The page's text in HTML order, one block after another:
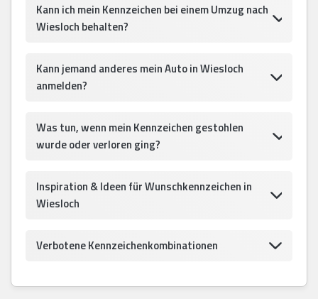
Kann ich mein Kennzeichen bei einem Umzug nach
Wiesloch behalten?
Kann jemand anderes mein Auto in Wiesloch
anmelden?
Was tun, wenn mein Kennzeichen gestohlen
wurde oder verloren ging?
Inspiration & Ideen für Wunschkennzeichen in
Wiesloch
Verbotene Kennzeichenkombinationen